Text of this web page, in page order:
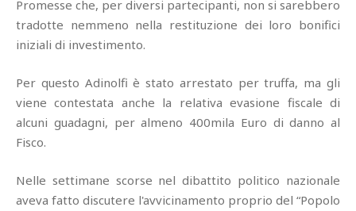
Promesse che, per diversi partecipanti, non si sarebbero
tradotte nemmeno nella restituzione dei loro bonifici
iniziali di investimento.
Per questo Adinolfi è stato arrestato per truffa, ma gli
viene contestata anche la relativa evasione fiscale di
alcuni guadagni, per almeno 400mila Euro di danno al
Fisco.
Nelle settimane scorse nel dibattito politico nazionale
aveva fatto discutere l'avvicinamento proprio del “Popolo